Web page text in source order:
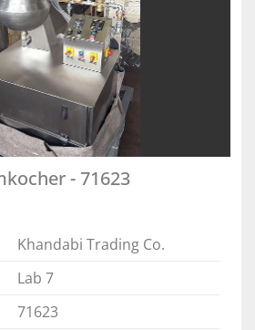
- 71623
Khandabi Trading Co.
Lab 7
71623